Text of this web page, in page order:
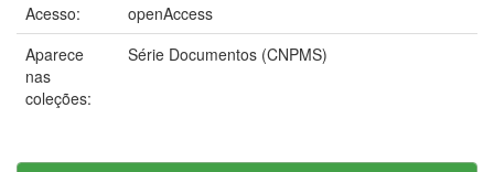
Acesso:
openAccess
Aparece
nas
coleções:
Série Documentos (CNPMS)